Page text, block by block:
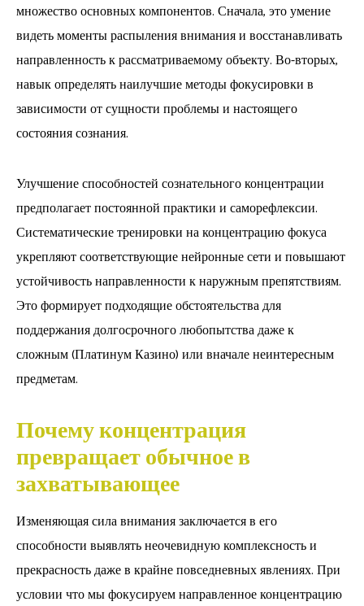
множество основных компонентов. Сначала, это умение
видеть моменты распыления внимания и восстанавливать
направленность к рассматриваемому объекту. Во-вторых,
навык определять наилучшие методы фокусировки в
зависимости от сущности проблемы и настоящего
состояния сознания.
Улучшение способностей сознательного концентрации
предполагает постоянной практики и саморефлексии.
Систематические тренировки на концентрацию фокуса
укрепляют соответствующие нейронные сети и повышают
устойчивость направленности к наружным препятствиям.
Это формирует подходящие обстоятельства для
поддержания долгосрочного любопытства даже к
сложным (Платинум Казино) или вначале неинтересным
предметам.
Почему концентрация
превращает обычное в
захватывающее
Изменяющая сила внимания заключается в его
способности выявлять неочевидную комплексность и
прекрасность даже в крайне повседневных явлениях. При
условии что мы фокусируем направленное концентрацию